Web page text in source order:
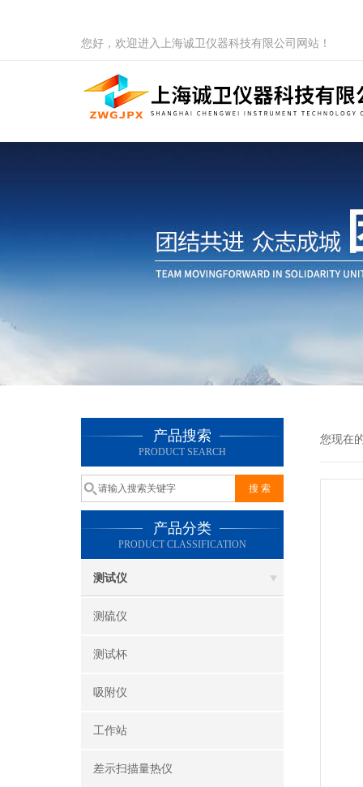
您好，欢迎进入上海诚卫仪器科技有限公司网站！
产品搜索
PRODUCT SEARCH
产品分类
PRODUCT CLASSIFICATION
测试仪
测硫仪
测试杯
吸附仪
工作站
差示扫描量热仪
您现在